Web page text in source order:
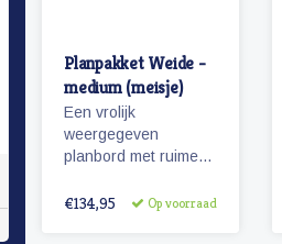
Planpakket Weide -
medium (meisje)
Een vrolijk
weergegeven
planbord met ruime
pictogrammen voor
€134,95 Op voorraad